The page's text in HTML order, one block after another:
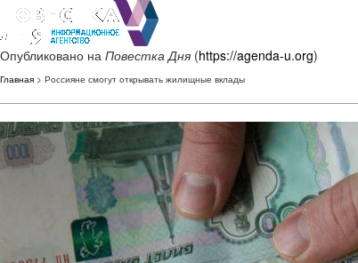
Опубликовано на Повестка Дня (https://agenda-u.org)
Главная > Россияне смогут открывать жилищные вклады